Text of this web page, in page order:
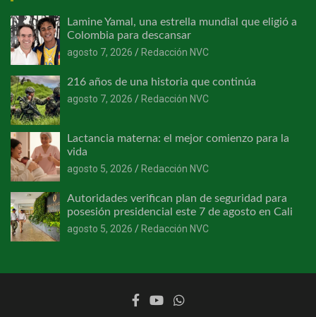
Lamine Yamal, una estrella mundial que eligió a
Colombia para descansar
agosto 7, 2026
Redacción NVC
216 años de una historia que continúa
agosto 7, 2026
Redacción NVC
Lactancia materna: el mejor comienzo para la
vida
agosto 5, 2026
Redacción NVC
Autoridades verifican plan de seguridad para
posesión presidencial este 7 de agosto en Cali
agosto 5, 2026
Redacción NVC